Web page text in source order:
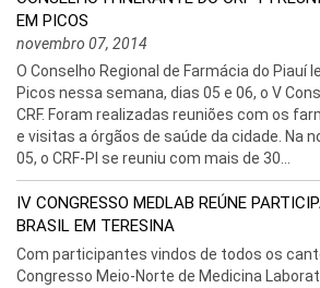
EM PICOS
novembro 07, 2014
O Conselho Regional de Farmácia do Piauí
Picos nessa semana, dias 05 e 06, o V
CRF. Foram realizadas reuniões com os
e visitas a órgãos de saúde da cidade. Na
05, o CRF-PI se reuniu com mais de 30...
IV CONGRESSO MEDLAB REÚNE
BRASIL EM TERESINA
Com participantes vindos de todos os
Congresso Meio-Norte de Medicina